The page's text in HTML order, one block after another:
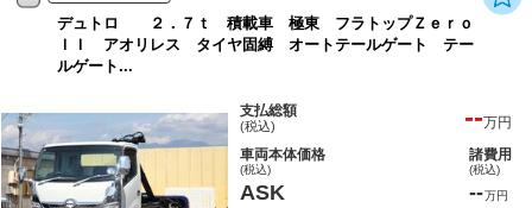
デュトロ ２．７ｔ 積載車 極東 フラトップＺｅｒｏ
ＩＩ アオリレス タイヤ固縛 オートテールゲート テー
ルゲート...
支払総額
(税込) --万円
車両本体価格
(税込)
ASK
諸費用
(税込)
--万円